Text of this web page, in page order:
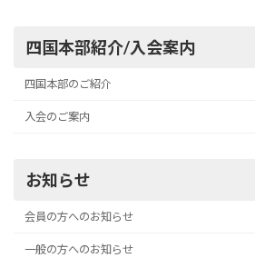
四国本部紹介/入会案内
四国本部のご紹介
入会のご案内
お知らせ
会員の方へのお知らせ
一般の方へのお知らせ